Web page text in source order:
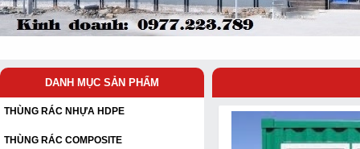
DANH MỤC SẢN PHẨM
THÙNG RÁC NHỰA HDPE
THÙNG RÁC COMPOSITE